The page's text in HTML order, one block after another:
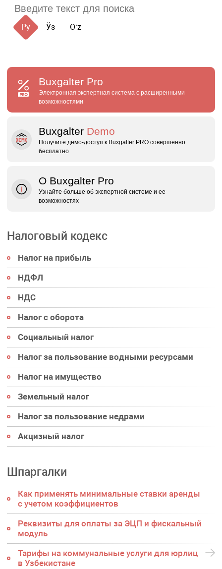
Ру Ўз Oʻz
Buxgalter Pro
Электронная экспертная система с расширенными
возможностями
Buxgalter Demo
Получите демо‑доступ к Buxgalter PRO совершенно
бесплатно
О Buxgalter Pro
Узнайте больше об экспертной системе и ее
возможностях
Налоговый кодекс
Налог на прибыль
НДФЛ
НДС
Налог с оборота
Социальный налог
Налог за пользование водными ресурсами
Налог на имущество
Земельный налог
Налог за пользование недрами
Акцизный налог
Шпаргалки
Как применять минимальные ставки аренды
с учетом коэффициентов
Реквизиты для оплаты за ЭЦП и фискальный
модуль
Тарифы на коммунальные услуги для юрлиц
в Узбекистане